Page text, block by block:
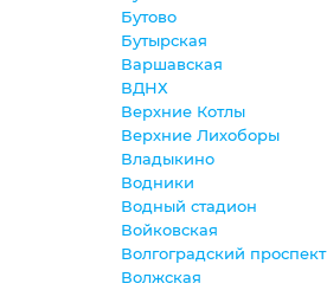
Бутово
Бутырская
Варшавская
ВДНХ
Верхние Котлы
Верхние Лихоборы
Владыкино
Водники
Водный стадион
Войковская
Волгоградский проспект
Волжская